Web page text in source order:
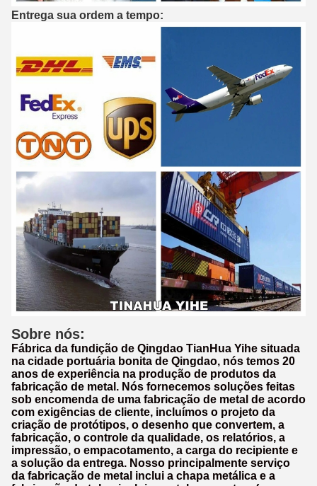
Entrega sua ordem a tempo:
Sobre nós:
Fábrica da fundição de Qingdao TianHua Yihe situada
na cidade portuária bonita de Qingdao, nós temos 20
anos de experiência na produção de produtos da
fabricação de metal. Nós fornecemos soluções feitas
sob encomenda de uma fabricação de metal de acordo
com exigências de cliente, incluímos o projeto da
criação de protótipos, o desenho que convertem, a
fabricação, o controle da qualidade, os relatórios, a
impressão, o empacotamento, a carga do recipiente e
a solução da entrega. Nosso principalmente serviço
da fabricação de metal inclui a chapa metálica e a